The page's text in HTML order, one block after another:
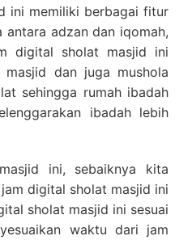
ini memiliki berbagai fitur
adzan dan iqomah,
digital sholat masjid ini
dan juga mushola
sehingga rumah ibadah
ibadah lebih
ini, sebaiknya kita
digital sholat masjid ini
sholat masjid ini sesuai
waktu dari jam